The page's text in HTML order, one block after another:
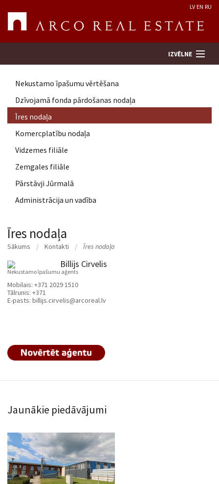
LV EN RU
IZVĒLNE
Meklēt īpašumu
Novērtēt īpašumu
Uzņēmums
Kontakti
Nekustamo īpašumu vērtēšana
Dzīvojamā fonda pārdošanas nodaļa
Īres nodaļa
Komercplatību nodaļa
Vidzemes filiāle
Zemgales filiāle
Pārstāvji Jūrmalā
Administrācija un vadība
Īres nodaļa
Sākums Kontakti Īres nodaļa
Billijs Cirvelis
Nekustamo īpašumu aģents
Mobilais: +371 2029 1510
Tālrunis: +371
E-pasts: billijs.cirvelis@arcoreal.lv
Jaunākie piedāvājumi